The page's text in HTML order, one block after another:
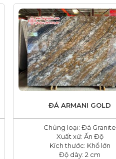
ĐÁ ARMANI GOLD
Chủng loại: Đá Granite
Xuất xứ: Ấn Độ
Kích thước: Khổ lớn
Độ dày: 2 cm